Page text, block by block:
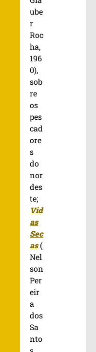
ube
r
Roc
ha,
196
0),
sob
re
os
pes
cad
ore
s
do
nor
des
te;
Vid
as
Sec
as(
Nel
son
Per
eir
a
dos
Sa
nto